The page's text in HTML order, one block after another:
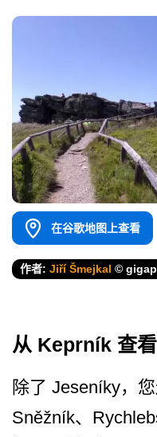
在谷歌地图上查看
作者: Jiří Šmejkal ©
从 Keprník 查看
除了 Jeseníky，
Sněžník、